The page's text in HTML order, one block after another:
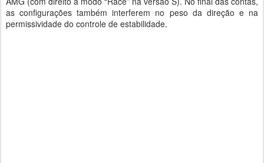
as configurações também interferem no peso da direção e na
permissividade do controle de estabilidade.